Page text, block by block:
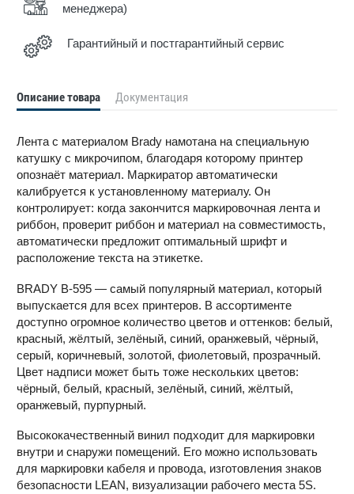
менеджера)
Гарантийный и постгарантийный сервис
Описание товара Документация
Лента с материалом Brady намотана на специальную
катушку с микрочипом, благодаря которому принтер
опознаёт материал. Маркиратор автоматически
калибруется к установленному материалу. Он
контролирует: когда закончится маркировочная лента и
риббон, проверит риббон и материал на совместимость,
автоматически предложит оптимальный шрифт и
расположение текста на этикетке.
BRADY B-595 — самый популярный материал, который
выпускается для всех принтеров. В ассортименте
доступно огромное количество цветов и оттенков: белый,
красный, жёлтый, зелёный, синий, оранжевый, чёрный,
серый, коричневый, золотой, фиолетовый, прозрачный.
Цвет надписи может быть тоже нескольких цветов:
чёрный, белый, красный, зелёный, синий, жёлтый,
оранжевый, пурпурный.
Высококачественный винил подходит для маркировки
внутри и снаружи помещений. Его можно использовать
для маркировки кабеля и провода, изготовления знаков
безопасности LEAN, визуализации рабочего места 5S.